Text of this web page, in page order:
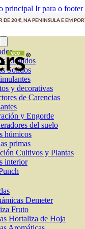
principal Ir para o footer
DE 20 €, NA PENÍNSULA E EM
Líquidos
Solidos
y decorativas
de Carencias
y Engorde
del suelo
húmicos
primas
Cultivos y Plantas
interior
Demeter
Fruto
Hortaliza de Hoja